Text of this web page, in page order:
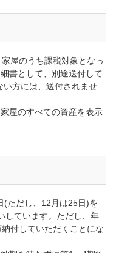
屋のうち課税対象となっ
書として、別途送付して
い方には、送付されませ
屋のすべての資産を表示
(ただし、12月は25日)を
しています。ただし、年
付していただくことにな